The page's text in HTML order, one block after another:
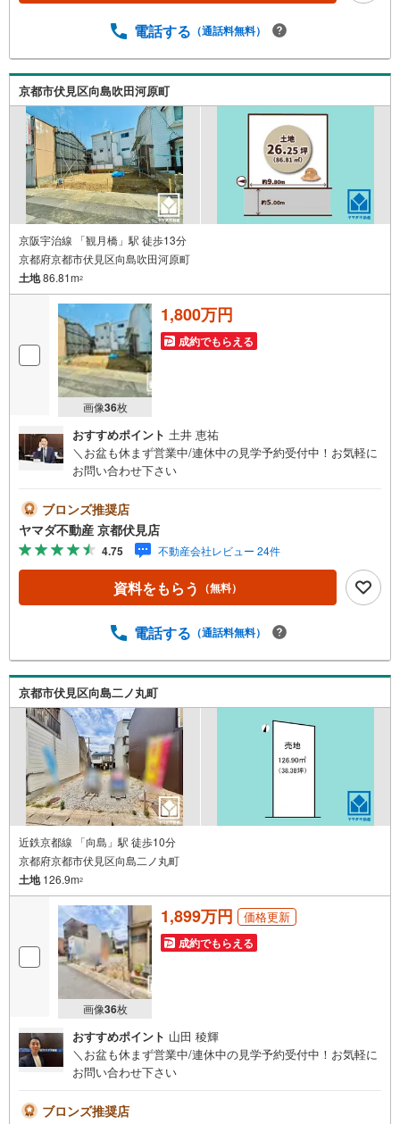
業時間:10:00～20:00（火曜日・水曜日定休日※祝日は営
能です。ご連絡お待ちしております！
電話する （通話料無料）
京都市伏見区向島吹田河原町
京阪宇治線 「観月橋」駅 徒歩13分
京都府京都市伏見区向島吹田河原町
土地86.81m2
画像36枚
1,800万円
成約でもらえる
おすすめポイント 土井 恵祐
＼お盆も休まず営業中/連休中の見学予約受付中！お気軽に
お問い合わせ下さい
ブロンズ推奨店
ヤマダ不動産 京都伏見店
4.75 不動産会社レビュー 24件
資料をもらう （無料）
電話する （通話料無料）
京都市伏見区向島二ノ丸町
近鉄京都線 「向島」駅 徒歩10分
京都府京都市伏見区向島二ノ丸町
土地126.9m2
画像36枚
1,899万円 価格更新
成約でもらえる
おすすめポイント 山田 稜輝
＼お盆も休まず営業中/連休中の見学予約受付中！お気軽に
お問い合わせ下さい
ブロンズ推奨店